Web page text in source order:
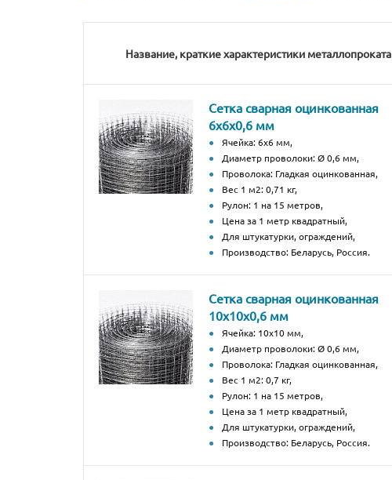
Название, краткие характеристики металлопроката
Сетка сварная оцинкованная
6х6х0,6 мм
Ячейка: 6х6 мм,
Диаметр проволоки: Ø 0,6 мм,
Проволока: Гладкая оцинкованная,
Вес 1 м2: 0,71 кг,
Рулон: 1 на 15 метров,
Цена за 1 метр квадратный,
Для штукатурки, ограждений,
Производство: Беларусь, Россия.
Сетка сварная оцинкованная
10х10х0,6 мм
Ячейка: 10х10 мм,
Диаметр проволоки: Ø 0,6 мм,
Проволока: Гладкая оцинкованная,
Вес 1 м2: 0,7 кг,
Рулон: 1 на 15 метров,
Цена за 1 метр квадратный,
Для штукатурки, ограждений,
Производство: Беларусь, Россия.